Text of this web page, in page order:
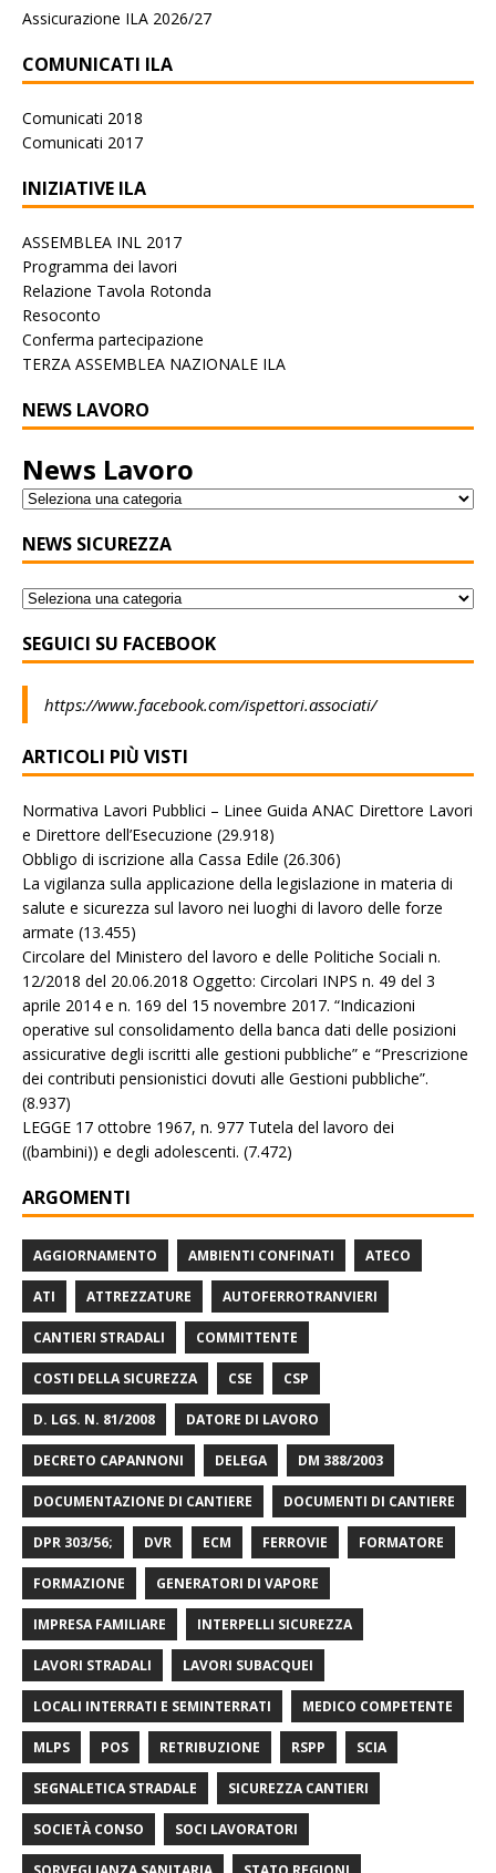
Assicurazione ILA 2026/27
COMUNICATI ILA
Comunicati 2018
Comunicati 2017
INIZIATIVE ILA
ASSEMBLEA INL 2017
Programma dei lavori
Relazione Tavola Rotonda
Resoconto
Conferma partecipazione
TERZA ASSEMBLEA NAZIONALE ILA
NEWS LAVORO
News Lavoro
NEWS SICUREZZA
SEGUICI SU FACEBOOK
https://www.facebook.com/ispettori.associati/
ARTICOLI PIÙ VISTI
Normativa Lavori Pubblici – Linee Guida ANAC Direttore Lavori
e Direttore dell’Esecuzione (29.918)
Obbligo di iscrizione alla Cassa Edile (26.306)
La vigilanza sulla applicazione della legislazione in materia di
salute e sicurezza sul lavoro nei luoghi di lavoro delle forze
armate (13.455)
Circolare del Ministero del lavoro e delle Politiche Sociali n.
12/2018 del 20.06.2018 Oggetto: Circolari INPS n. 49 del 3
aprile 2014 e n. 169 del 15 novembre 2017. “Indicazioni
operative sul consolidamento della banca dati delle posizioni
assicurative degli iscritti alle gestioni pubbliche” e “Prescrizione
dei contributi pensionistici dovuti alle Gestioni pubbliche”.
(8.937)
LEGGE 17 ottobre 1967, n. 977 Tutela del lavoro dei
((bambini)) e degli adolescenti. (7.472)
ARGOMENTI
AGGIORNAMENTO AMBIENTI CONFINATI ATECO
ATI ATTREZZATURE AUTOFERROTRANVIERI
CANTIERI STRADALI COMMITTENTE
COSTI DELLA SICUREZZA CSE CSP
D. LGS. N. 81/2008 DATORE DI LAVORO
DECRETO CAPANNONI DELEGA DM 388/2003
DOCUMENTAZIONE DI CANTIERE DOCUMENTI DI CANTIERE
DPR 303/56; DVR ECM FERROVIE FORMATORE
FORMAZIONE GENERATORI DI VAPORE
IMPRESA FAMILIARE INTERPELLI SICUREZZA
LAVORI STRADALI LAVORI SUBACQUEI
LOCALI INTERRATI E SEMINTERRATI MEDICO COMPETENTE
MLPS POS RETRIBUZIONE RSPP SCIA
SEGNALETICA STRADALE SICUREZZA CANTIERI
SOCIETÀ CONSO SOCI LAVORATORI